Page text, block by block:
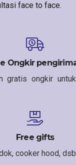
face to face.
Ongkir
gratis ongkir
Free gifts
cooker hood,